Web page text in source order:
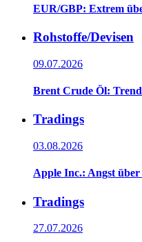
EUR/GBP: Extrem
Rohstoffe/Devisen
09.07.2026
Brent Crude Öl:
Tradings
03.08.2026
Apple Inc.: Angst
Tradings
27.07.2026